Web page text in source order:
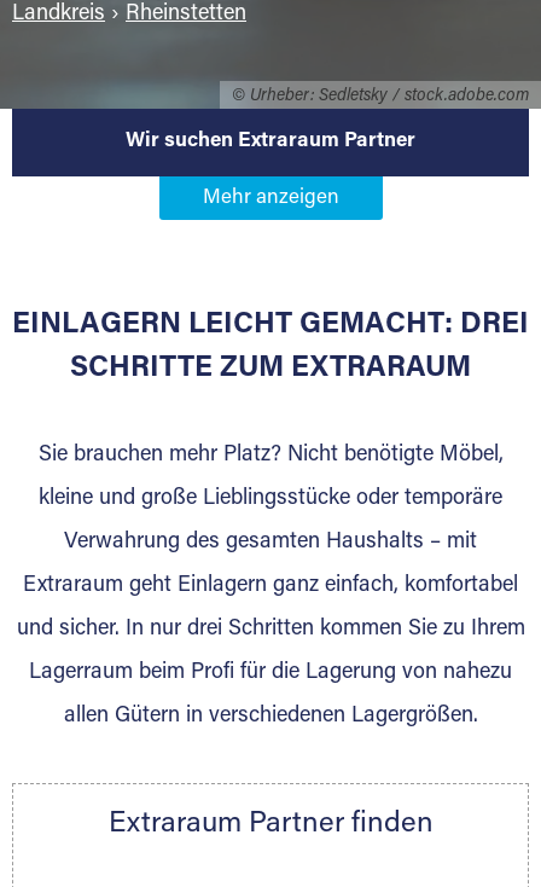
© Urheber: Sedletsky / stock.adobe.com
Landkreis › Rheinstetten
Wir suchen Extraraum Partner
Werden Sie Extraraum Partner in
Sie bieten Kunden Lagerraum zur Miete, der
für die Einlagerung von Umzugsgut gebaut
Lagerkunden und Vermietungen.
Ihre Vorteile als Extraraum Partner:
Marktgerechte Preise
Digitale Buchungsplattform
Gewinnung von Neukunden
Nachricht.
Telefon:+49 6145 5442 - 404
EINLAGERN LEICHT GEMACHT: DREI
SCHRITTE ZUM EXTRARAUM
Sie brauchen mehr Platz? Nicht benötigte Möbel,
kleine und große Lieblingsstücke oder temporäre
Verwahrung des gesamten Haushalts – mit
Extraraum geht Einlagern ganz einfach, komfortabel
und sicher. In nur drei Schritten kommen Sie zu Ihrem
Lagerraum beim Profi für die Lagerung von nahezu
allen Gütern in verschiedenen Lagergrößen.
Extraraum Partner finden